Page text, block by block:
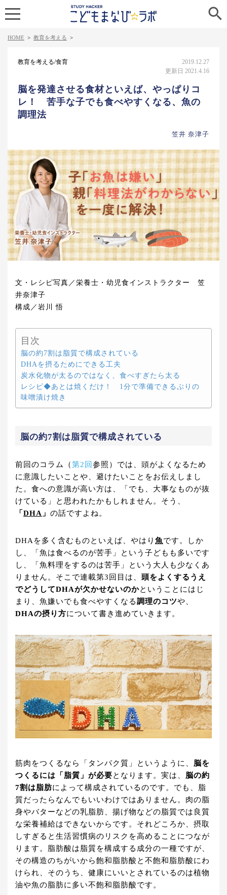

HOME > 教育を考える >
教育を考える/食育
2019.12.27
更新日 2021.4.16
脳を発達させる食材といえば、やっぱりコ
レ！ 苦手な子でも食べやすくなる、魚の
調理法
笠井 奈津子
文・レシピ写真／栄養士・幼児食インストラクター 笠
井奈津子
構成／岩川 悟
目次
脳の約7割は脂質で構成されている
DHAを摂るためにできる工夫
炭水化物が太るのではなく、食べすぎたら太る
レシピ◆あとは焼くだけ！ 1分で準備できるぶりの
味噌漬け焼き
脳の約7割は脂質で構成されている
前回のコラム（第2回参照）では、頭がよくなるため
に意識したいことや、避けたいことをお伝えしまし
た。食への意識が高い方は、「でも、大事なものが抜
けている」と思われたかもしれません。そう、
「 DHA 」 の話ですよね。
DHAを多く含むものといえば、やはり 魚です。しか
し、「魚は食べるのが苦手」という子どもも多いです
し、「魚料理をするのは苦手」という大人も少なくあ
りません。そこで連載第3回目は、 頭をよくするうえ
でどうしてDHAが欠かせないのかということにはじ
まり、魚嫌いでも食べやすくなる調理のコツや、
DHAの摂り方について書き進めていきます。
筋肉をつくるなら「タンパク質」というように、 脳を
つくるには「脂質」が必要となります。実は、 脳の約
7割は脂肪によって構成されているのです。でも、脂
質だったらなんでもいいわけではありません。肉の脂
身やバターなどの乳脂肪、揚げ物などの脂質では良質
な栄養補給はできないからです。それどころか、摂取
しすぎると生活習慣病のリスクを高めることにつなが
ります。脂肪酸は脂質を構成する成分の一種ですが、
その構造のちがいから飽和脂肪酸と不飽和脂肪酸にわ
けられ、そのうち、健康にいいとされているのは植物
油や魚の脂肪に多い不飽和脂肪酸です。